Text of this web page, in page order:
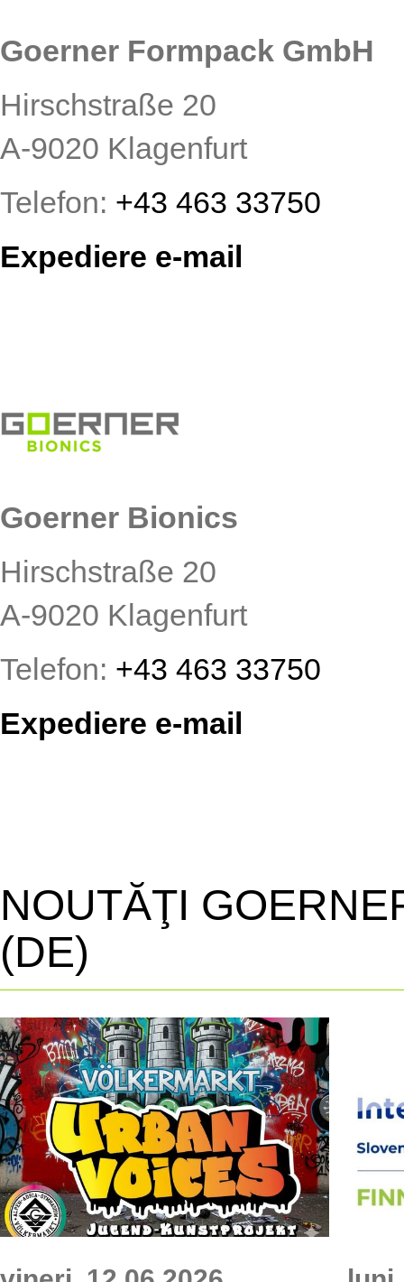
Goerner Formpack GmbH
Hirschstraße 20
A-9020 Klagenfurt
Telefon: +43 463 33750
Expediere e-mail
Goerner Bionics
Hirschstraße 20
A-9020 Klagenfurt
Telefon: +43 463 33750
Expediere e-mail
NOUTĂŢI
(DE)